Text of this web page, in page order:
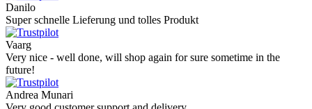
Danilo
Super schnelle Lieferung und tolles Produkt
Vaarg
Very nice - well done, will shop again for sure sometime in the
future!
Andrea Munari